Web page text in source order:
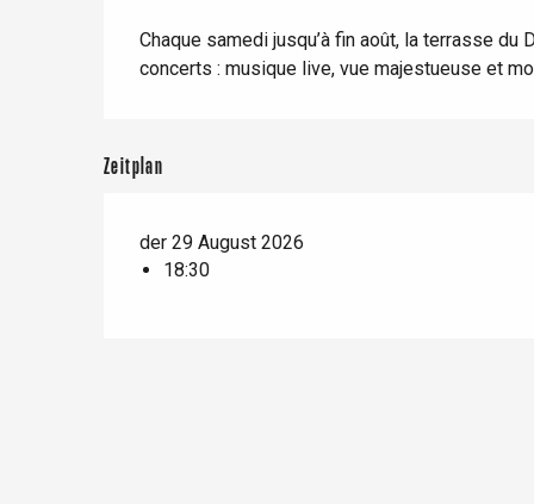
Mit den Kindern
Aussicht
Fahrradaufenthalte
Chaque samedi jusqu’à fin août, la terrasse du
concerts : musique live, vue majestueuse et
Zeitplan
der 29 August 2026
18:30